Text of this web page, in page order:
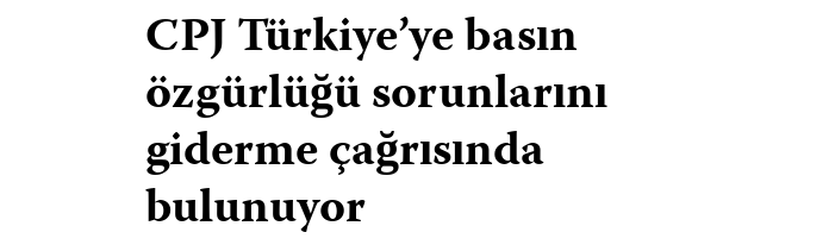
CPJ Türkiye’ye basın
özgürlüğü sorunlarını
giderme çağrısında
bulunuyor